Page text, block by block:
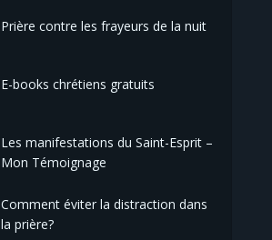
Prière contre les frayeurs de la nuit
E-books chrétiens gratuits
Les manifestations du Saint-Esprit –
Mon Témoignage
Comment éviter la distraction dans
la prière?